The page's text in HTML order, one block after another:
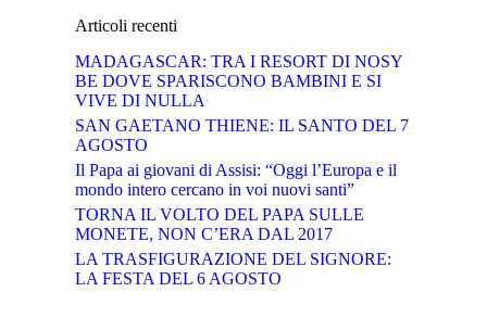
Articoli recenti
MADAGASCAR: TRA I RESORT DI NOSY
BE DOVE SPARISCONO BAMBINI E SI
VIVE DI NULLA
SAN GAETANO THIENE: IL SANTO DEL 7
AGOSTO
Il Papa ai giovani di Assisi: “Oggi l’Europa e il
mondo intero cercano in voi nuovi santi”
TORNA IL VOLTO DEL PAPA SULLE
MONETE, NON C’ERA DAL 2017
LA TRASFIGURAZIONE DEL SIGNORE:
LA FESTA DEL 6 AGOSTO